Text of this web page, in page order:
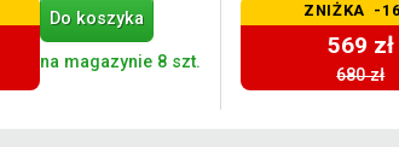
Do koszyka
na magazynie 8 szt.
ZNIŻKA -16
569 zł
680 zł